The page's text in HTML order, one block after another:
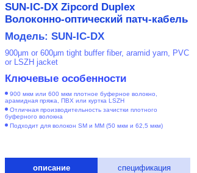
SUN-IC-DX Zipcord Duplex
Волоконно-оптический патч-кабель
Модель: SUN-IC-DX
900μm or 600μm tight buffer fiber, aramid yarn, PVC
or LSZH jacket
Ключевые особенности
900 мкм или 600 мкм плотное буферное волокно,
арамидная пряжа, ПВХ или куртка LSZH
Отличная производительность зачистки плотного
буферного волокна
Подходит для волокон SM и MM (50 мкм и 62,5 мкм)
описание спецификация